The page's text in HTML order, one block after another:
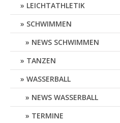
LEICHTATHLETIK
SCHWIMMEN
NEWS SCHWIMMEN
TANZEN
WASSERBALL
NEWS WASSERBALL
TERMINE